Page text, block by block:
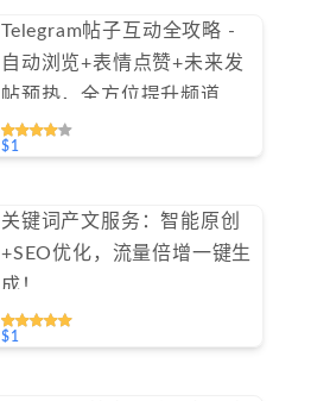
Telegram帖子互动全攻略 -
自动浏览+表情点赞+未来发
帖预热，全方位提升频道活
跃度（不支持免费测试）
$1
关键词产文服务：智能原创
+SEO优化，流量倍增一键生
成！
$1